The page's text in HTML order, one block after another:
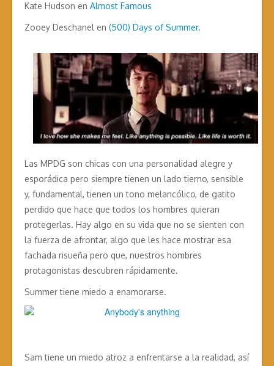
Kate Hudson en Almost Famous
Zooey Deschanel en (500) Days of Summer.
Las MPDG son chicas con una personalidad alegre y
esporádica pero siempre tienen un lado tierno, sensible
y, fundamental, tienen un tono melancólico, de gatito
perdido que hace que todos los hombres quieran
protegerlas. Hay algo en su vida que no se sienten con
la fuerza de afrontar, algo que les hace mostrar esa
fachada risueña pero que, nuestros hombres
protagonistas descubren rápidamente.
Summer tiene miedo a enamorarse.
Sam tiene un miedo atroz a enfrentarse a la realidad, así